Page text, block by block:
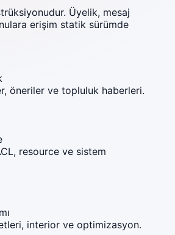
Üyelik, mesaj
erişim statik sürümde
öneriler ve topluluk haberleri.
resource ve sistem
interior ve optimizasyon.